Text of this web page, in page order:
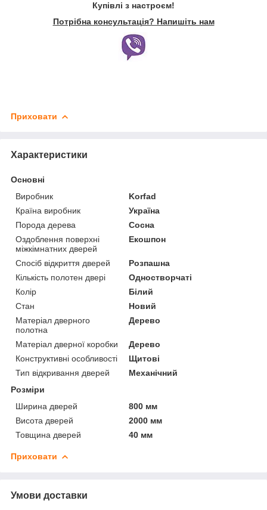
Купівлі з настроєм!
Потрібна консультація? Напишіть нам
Приховати
Характеристики
Основні
Виробник
Korfad
Країна виробник
Україна
Порода дерева
Сосна
Оздоблення поверхні
міжкімнатних дверей
Екошпон
Спосіб відкриття дверей
Розпашна
Кількість полотен двері
Одностворчаті
Колір
Білий
Стан
Новий
Матеріал дверного
полотна
Дерево
Матеріал дверної коробки
Дерево
Конструктивні особливості
Щитові
Тип відкривання дверей
Механічний
Розміри
Ширина дверей
800 мм
Висота дверей
2000 мм
Товщина дверей
40 мм
Приховати
Умови доставки